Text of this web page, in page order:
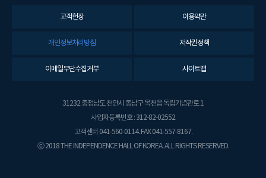
고객헌장 이용약관
개인정보처리방침 저작권정책
이메일무단수집거부 사이트맵
31232 충청남도 천안시 동남구 목천읍 독립기념관로 1
사업자등록번호 : 312-82-02552
고객센터 041-560-0114. FAX 041-557-8167.
ⓒ 2018 THE INDEPENDENCE HALL OF KOREA. ALL RIGHTS RESERVED.